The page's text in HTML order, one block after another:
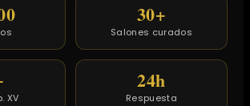
30+
Salones curados
XV
24h
Respuesta